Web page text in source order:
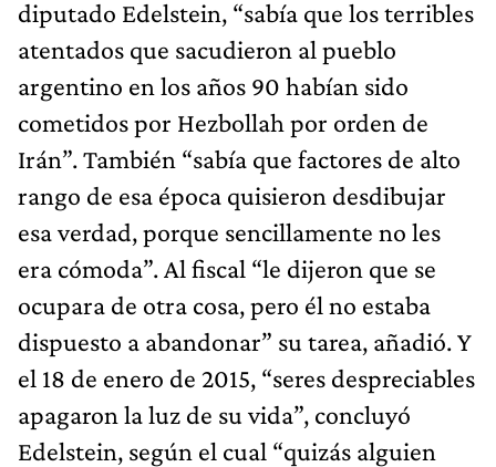
diputado Edelstein, “sabía que los terribles
atentados que sacudieron al pueblo
argentino en los años 90 habían sido
cometidos por Hezbollah por orden de
Irán”. También “sabía que factores de alto
rango de esa época quisieron desdibujar
esa verdad, porque sencillamente no les
era cómoda”. Al fiscal “le dijeron que se
ocupara de otra cosa, pero él no estaba
dispuesto a abandonar” su tarea, añadió. Y
el 18 de enero de 2015, “seres despreciables
apagaron la luz de su vida”, concluyó
Edelstein, según el cual “quizás alguien